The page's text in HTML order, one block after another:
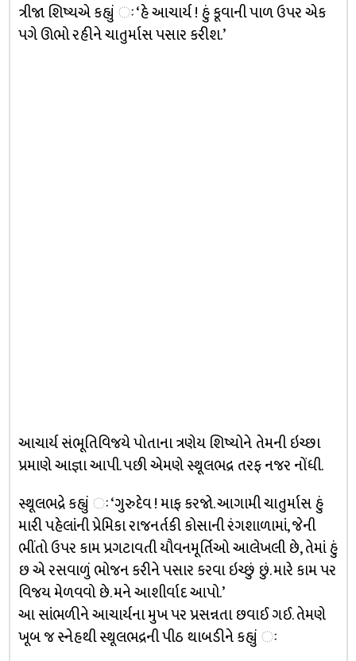
ત્રીજા શિષ્યએ કહ્યું ઃ ‘હે આચાર્ય ! હું કૂવાની પાળ ઉપર એક
પગે ઊભો રહીને ચાતુર્માસ પસાર કરીશ.’
આચાર્ય સંભૂતિવિજયે પોતાના ત્રણેય શિષ્યોને તેમની ઇચ્છા
પ્રમાણે આજ્ઞા આપી. પછી એમણે સ્થૂલભદ્ર તરફ નજર નોંધી.
સ્થૂલભદ્રે કહ્યું ઃ ‘ગુરુદેવ ! માફ કરજો. આગામી ચાતુર્માસ હું
મારી પહેલાંની પ્રેમિકા રાજનર્તકી કોસાની રંગશાળામાં, જેની
ભીંતો ઉપર કામ પ્રગટાવતી યૌવનમૂર્તિઓ આલેખલી છે, તેમાં હું
છ એ રસવાળું ભોજન કરીને પસાર કરવા ઇચ્છું છું. મારે કામ પર
વિજય મેળવવો છે. મને આશીર્વાદ આપો.’
આ સાંભળીને આચાર્યના મુખ પર પ્રસન્નતા છવાઈ ગઈ. તેમણે
ખૂબ જ સ્નેહથી સ્થૂલભદ્રની પીઠ થાબડીને કહ્યું ઃ